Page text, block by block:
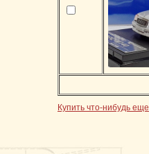
Купить что-нибудь еще